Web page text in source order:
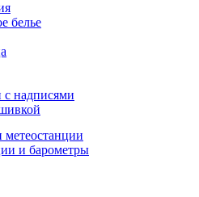
белье
надписями
и барометры